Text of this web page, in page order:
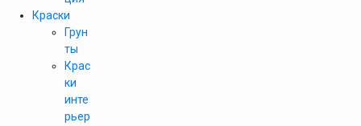
Краски
Грун
ты
Крас
ки
инте
рьер